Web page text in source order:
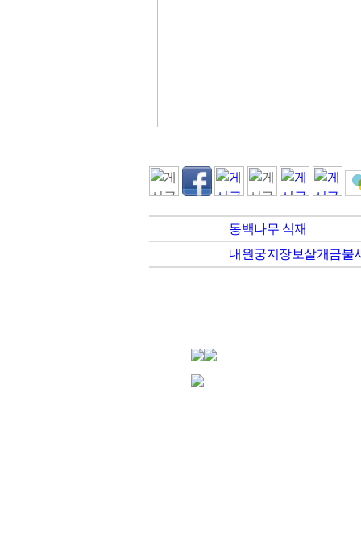
동백나무 식재
내원궁지장보살개금불